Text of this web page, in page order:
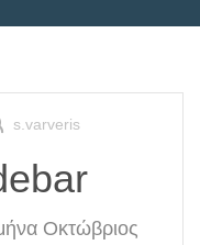
s.varveris
Οκτώβριος